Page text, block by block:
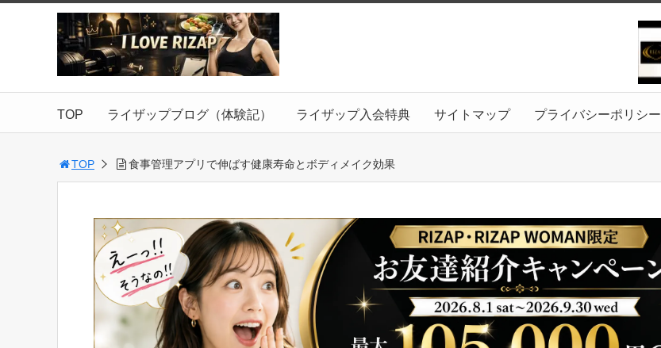
TOP ライザップブログ（体験記） ライザップ入会特典 サイトマップ プライバシーポリシー
TOP 食事管理アプリで伸ばす健康寿命とボディメイク効果